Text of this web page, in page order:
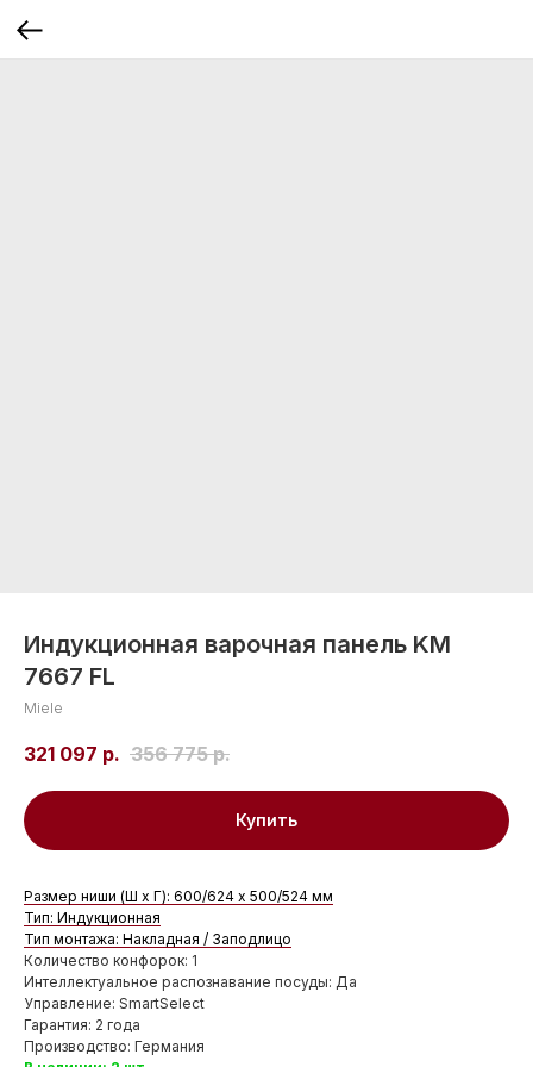
Индукционная варочная панель KM
7667 FL
Miele
321 097 р. 356 775 р.
Купить
Размер ниши (Ш x Г): 600/624 x 500/524 мм
Тип: Индукционная
Тип монтажа: Накладная / Заподлицо
Количество конфорок: 1
Интеллектуальное распознавание посуды: Да
Управление: SmartSelect
Гарантия: 2 года
Производство: Германия